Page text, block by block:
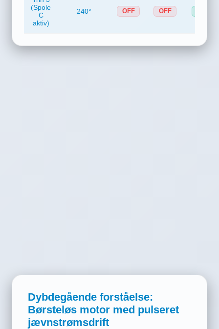
(Spole
C
aktiv)
240° OFF OFF
Dybdegående forståelse:
Børsteløs motor med pulseret
jævnstrømsdrift